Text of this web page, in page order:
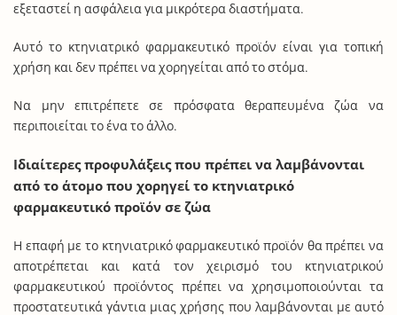
εξεταστεί η ασφάλεια για μικρότερα διαστήματα.
Αυτό το κτηνιατρικό φαρμακευτικό προϊόν είναι για τοπική
χρήση και δεν πρέπει να χορηγείται από το στόμα.
Να μην επιτρέπετε σε πρόσφατα θεραπευμένα ζώα να
περιποιείται το ένα το άλλο.
Ιδιαίτερες προφυλάξεις που πρέπει να λαμβάνονται
από το άτομο που χορηγεί το κτηνιατρικό
φαρμακευτικό προϊόν σε ζώα
Η επαφή με το κτηνιατρικό φαρμακευτικό προϊόν θα πρέπει να
αποτρέπεται και κατά τον χειρισμό του κτηνιατρικού
φαρμακευτικού προϊόντος πρέπει να χρησιμοποιούνται τα
προστατευτικά γάντια μιας χρήσης που λαμβάνονται με αυτό